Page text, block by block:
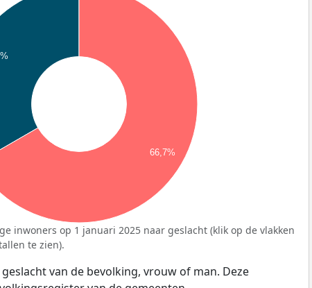
66,7%
inwoners op 1 januari 2025 naar geslacht (klik op de vlakken
te zien).
van de bevolking, vrouw of man. Deze